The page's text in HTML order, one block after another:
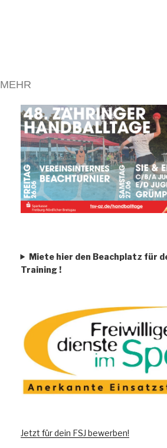
MEHR
Miete hier den Beachplatz für
Training !
Jetzt für dein FSJ bewerben!